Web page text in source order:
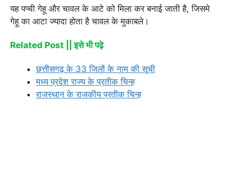
यह पप्ची गेहू और चावल के आटे को मिला कर बनाई जाती है, जिसमे
गेहू का आटा ज्यादा होता है चावल के मुकाबले।
Related Post || इसे भी पढ़े
छत्तीसगढ़ के 33 जिलों के नाम की सूची
मध्य प्रदेश राज्य के प्रतीक चिन्ह
राजस्थान के राजकीय प्रतीक चिन्ह